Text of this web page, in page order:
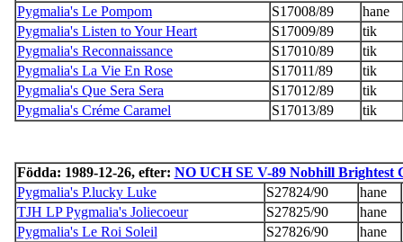
Pygmalia's Le Pompom
S17008/89
hane
Pygmalia's Listen to Your Heart
S17009/89
tik
Pygmalia's Reconnaissance
S17010/89
tik
Pygmalia's La Vie En Rose
S17011/89
tik
Pygmalia's Que Sera Sera
S17012/89
tik
Pygmalia's Créme Caramel
S17013/89 tik
Födda: 1989-12-26, efter: NO UCH SE V-89 Nobhill Brightest
Pygmalia's P.lucky Luke
S27824/90 hane
TJH LP Pygmalia's Joliecoeur
S27825/90 hane
Pygmalia's Le Roi Soleil
S27826/90 hane